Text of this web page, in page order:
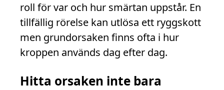
roll för var och hur smärtan uppstår. En
tillfällig rörelse kan utlösa ett ryggskott
men grundorsaken finns ofta i hur
kroppen används dag efter dag.
Hitta orsaken inte bara